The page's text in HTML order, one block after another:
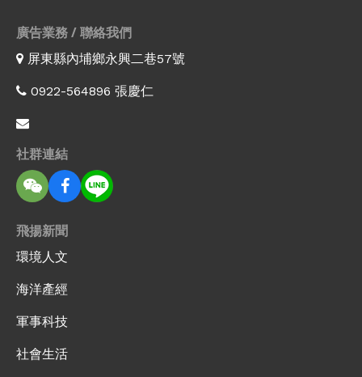
廣告業務 / 聯絡我們
屏東縣內埔鄉永興二巷57號
0922-564896 張慶仁
社群連結
飛揚新聞
環境人文
海洋產經
軍事科技
社會生活